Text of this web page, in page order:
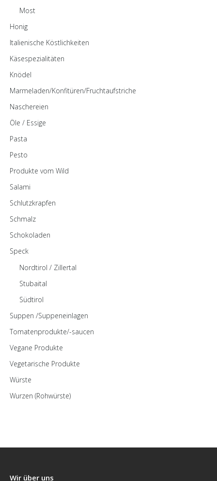
Most
Honig
Italienische Köstlichkeiten
Käsespezialitäten
Knödel
Marmeladen/Konfitüren/Fruchtaufstriche
Naschereien
Öle / Essige
Pasta
Pesto
Produkte vom Wild
Salami
Schlutzkrapfen
Schmalz
Schokoladen
Speck
Nordtirol / Zillertal
Stubaital
Südtirol
Suppen /Suppeneinlagen
Tomatenprodukte/-saucen
Vegane Produkte
Vegetarische Produkte
Würste
Wurzen (Rohwürste)
Wir über uns